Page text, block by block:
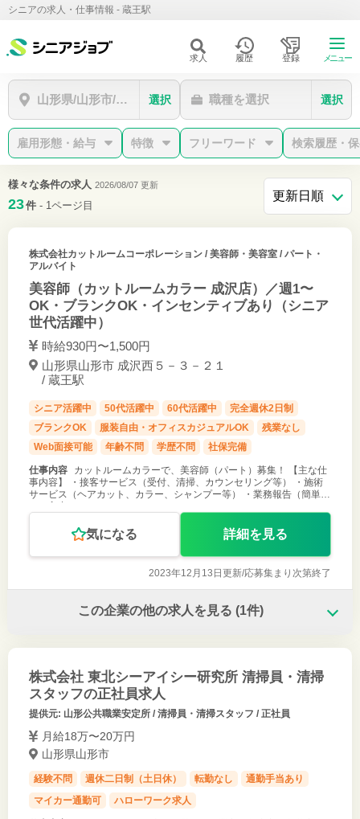
シニアの求人・仕事情報 - 蔵王駅
求人 履歴 登録 メニュー
山形県/山形市/蔵王駅選択 職種を選択 選択
雇用形態・給与 特徴 フリーワード 検索履歴・
様々な条件の求人 2026/08/07 更新
23件 - 1ページ目
株式会社カットルームコーポレーション/ 美容師・美容室 / パート・
アルバイト
美容師（カットルームカラー 成沢店）／週1〜
OK・ブランクOK・インセンティブあり（シニア
世代活躍中）
時給930円〜1,500円
山形県山形市 成沢西５－３－２１
/ 蔵王駅
シニア活躍中 50代活躍中 60代活躍中
完全週休2日制
ブランクOK
服装自由・オフィスカジュアルOK
残業なし
Web面接可能
年齢不問 学歴不問 社保完備
仕事内容
カットルームカラーで、美容師（パート）募集！ 【主な仕
事内容】 ・接客サービス（受付、清掃、カウンセリング等） ・施術
サービス（ヘアカット、カラー、シャンプー等） ・業務報告（簡単な
気になる 詳細を見る
2023年12月13日更新/応募集まり次第終了
この企業の他の求人を見る (1件)
株式会社 東北シーアイシー研究所 清掃員・清掃
スタッフの正社員求人
提供元: 山形公共職業安定所 / 清掃員・清掃スタッフ / 正社員
月給18万〜20万円
山形県山形市
経験不問 週休二日制（土日休） 転勤なし
通勤手当あり
マイカー通勤可
ハローワーク求人